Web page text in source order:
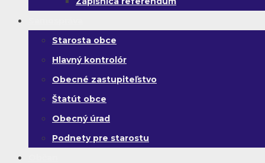
Starosta obce
Hlavný kontrolór
Obecné zastupiteľstvo
Štatút obce
Obecný úrad
Podnety pre starostu